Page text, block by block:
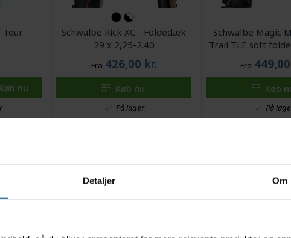
Detaljer Om
Tour
Køb nu
Schwalbe Rick XC - Foldedæk
29 x 2,25-2.40
Fra 426,00 kr.
Køb nu
På lager
Schwalbe Magic
Trail TLE soft
Sort
Fra 449,00
Køb
På